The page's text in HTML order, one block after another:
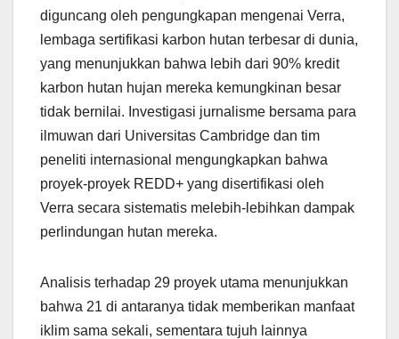
diguncang oleh pengungkapan mengenai Verra,
lembaga sertifikasi karbon hutan terbesar di dunia,
yang menunjukkan bahwa lebih dari 90% kredit
karbon hutan hujan mereka kemungkinan besar
tidak bernilai. Investigasi jurnalisme bersama para
ilmuwan dari Universitas Cambridge dan tim
peneliti internasional mengungkapkan bahwa
proyek-proyek REDD+ yang disertifikasi oleh
Verra secara sistematis melebih-lebihkan dampak
perlindungan hutan mereka.
Analisis terhadap 29 proyek utama menunjukkan
bahwa 21 di antaranya tidak memberikan manfaat
iklim sama sekali, sementara tujuh lainnya